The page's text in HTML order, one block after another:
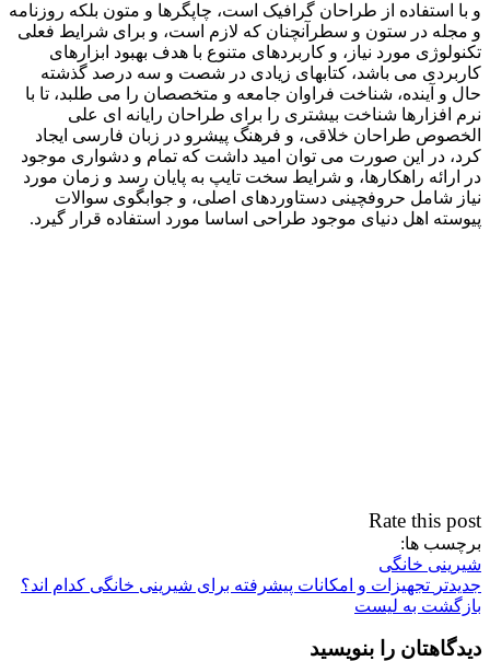
و با استفاده از طراحان گرافیک است، چاپگرها و متون بلکه روزنامه
و مجله در ستون و سطرآنچنان که لازم است، و برای شرایط فعلی
تکنولوژی مورد نیاز، و کاربردهای متنوع با هدف بهبود ابزارهای
کاربردی می باشد، کتابهای زیادی در شصت و سه درصد گذشته
حال و آینده، شناخت فراوان جامعه و متخصصان را می طلبد، تا با
نرم افزارها شناخت بیشتری را برای طراحان رایانه ای علی
الخصوص طراحان خلاقی، و فرهنگ پیشرو در زبان فارسی ایجاد
کرد، در این صورت می توان امید داشت که تمام و دشواری موجود
در ارائه راهکارها، و شرایط سخت تایپ به پایان رسد و زمان مورد
نیاز شامل حروفچینی دستاوردهای اصلی، و جوابگوی سوالات
پیوسته اهل دنیای موجود طراحی اساسا مورد استفاده قرار گیرد.
Rate this post
برچسب ها:
شیرینی خانگی
جدیدتر تجهیزات و امکانات پیشرفته برای شیرینی خانگی کدام اند؟
بازگشت به لیست
دیدگاهتان را بنویسید